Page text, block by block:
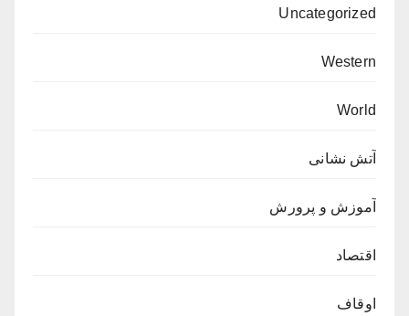
Uncategorized
Western
World
آتش نشانی
آموزش و پرورش
اقتصاد
اوقاف